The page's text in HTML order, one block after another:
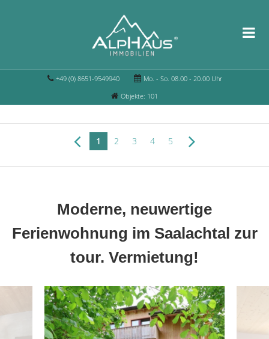
+49 (0) 8651-9549940
Mo. - So. 08.00 - 20.00 Uhr
Objekte: 101
1 2 3 4 5
Moderne, neuwertige
Ferienwohnung im Saalachtal zur
tour. Vermietung!